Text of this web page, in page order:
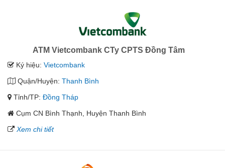
ATM Vietcombank CTy CPTS Đồng Tâm
Ký hiệu: Vietcombank
Quận/Huyện: Thanh Bình
Tỉnh/TP: Đồng Tháp
Cụm CN Bình Thạnh, Huyện Thanh Bình
Xem chi tiết